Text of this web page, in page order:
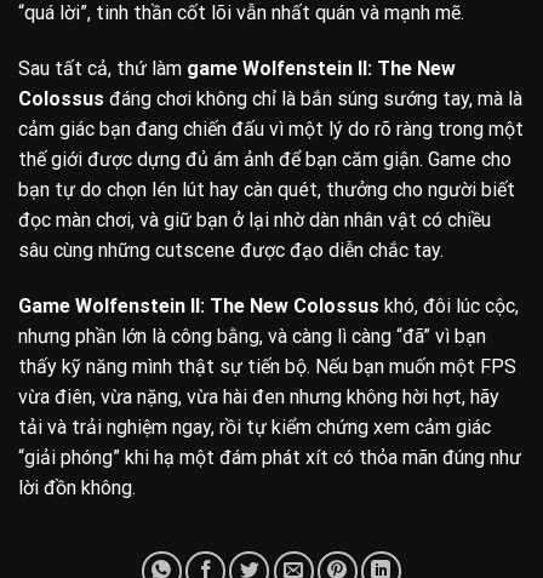
“quá lời”, tinh thần cốt lõi vẫn nhất quán và mạnh mẽ.
Sau tất cả, thứ làm game Wolfenstein II: The New
Colossus đáng chơi không chỉ là bắn súng sướng tay, mà là
cảm giác bạn đang chiến đấu vì một lý do rõ ràng trong một
thế giới được dựng đủ ám ảnh để bạn căm giận. Game cho
bạn tự do chọn lén lút hay càn quét, thưởng cho người biết
đọc màn chơi, và giữ bạn ở lại nhờ dàn nhân vật có chiều
sâu cùng những cutscene được đạo diễn chắc tay.
Game Wolfenstein II: The New Colossus khó, đôi lúc cộc,
nhưng phần lớn là công bằng, và càng lì càng “đã” vì bạn
thấy kỹ năng mình thật sự tiến bộ. Nếu bạn muốn một FPS
vừa điên, vừa nặng, vừa hài đen nhưng không hời hợt, hãy
tải và trải nghiệm ngay, rồi tự kiểm chứng xem cảm giác
“giải phóng” khi hạ một đám phát xít có thỏa mãn đúng như
lời đồn không.